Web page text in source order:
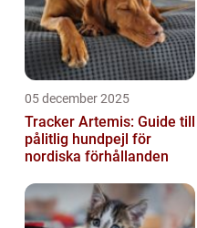
05 december 2025
Tracker Artemis: Guide till
pålitlig hundpejl för
nordiska förhållanden